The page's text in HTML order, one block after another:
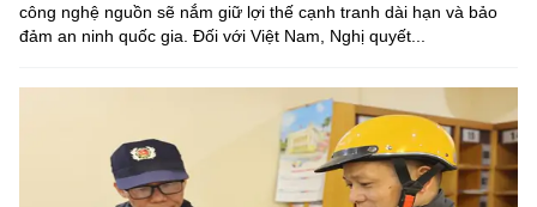
công nghệ nguồn sẽ nắm giữ lợi thế cạnh tranh dài hạn và bảo
đảm an ninh quốc gia. Đối với Việt Nam, Nghị quyết...